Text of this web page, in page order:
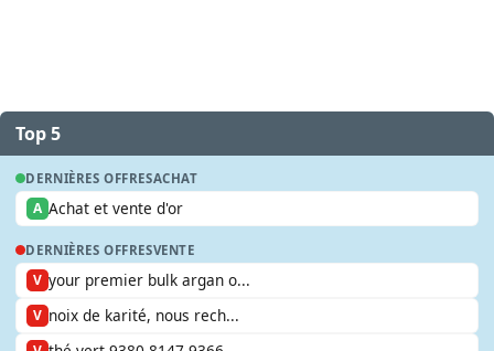
Top 5
DERNIÈRES OFFRESACHAT
A Achat et vente d'or
DERNIÈRES OFFRESVENTE
V your premier bulk argan o...
V noix de karité, nous rech...